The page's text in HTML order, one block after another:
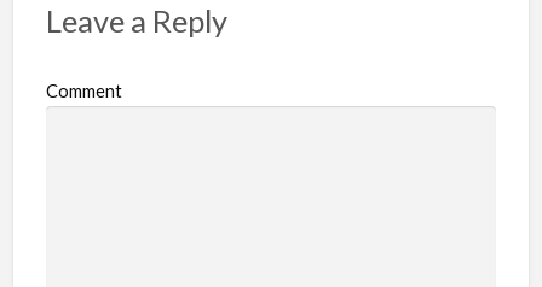
Leave a Reply
Comment